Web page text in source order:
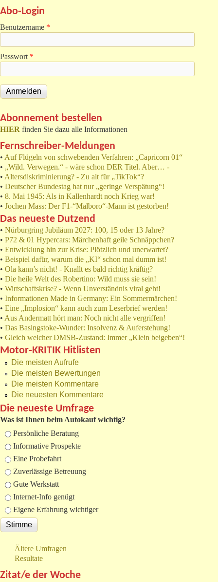
Abo-Login
Benutzername *
Passwort *
Abonnement bestellen
HIER finden Sie dazu alle Informationen
Fernschreiber-Meldungen
• Auf Flügeln von schwebenden Verfahren: „Capricorn 01“
• „Wild. Verwegen.“ - wäre schon DER Titel. Aber… -
• Altersdiskriminierung? - Zu alt für „TikTok“?
• Deutscher Bundestag hat nur „geringe Verspätung“!
• 8. Mai 1945: Als in Kallenhardt noch Krieg war!
• Jochen Mass: Der F1-“Malboro“-Mann ist gestorben!
Das neueste Dutzend
• Nürburgring Jubiläum 2027: 100, 15 oder 13 Jahre?
• P72 & 01 Hypercars: Märchenhaft geile Schnäppchen?
• Entwicklung hin zur Krise: Plötzlich und unerwartet?
• Beispiel dafür, warum die „KI“ schon mal dumm ist!
• Ola kann’s nicht! - Knallt es bald richtig kräftig?
• Die heile Welt des Robertino: Wild muss sie sein!
• Wirtschaftskrise? - Wenn Unverständnis viral geht!
• Informationen Made in Germany: Ein Sommermärchen!
• Eine „Implosion“ kann auch zum Leserbrief werden!
• Aus Andermatt hört man: Noch nicht alle vergriffen!
• Das Basingstoke-Wunder: Insolvenz & Auferstehung!
• Gleich welcher DMSB-Zustand: Immer „Klein beigeben“!
Motor-KRITIK Hitlisten
Die meisten Aufrufe
Die meisten Bewertungen
Die meisten Kommentare
Die neuesten Kommentare
Die neueste Umfrage
Was ist Ihnen beim Autokauf wichtig?
Auswahlmöglichkeiten
Persönliche Beratung
Informative Prospekte
Eine Probefahrt
Zuverlässige Betreuung
Gute Werkstatt
Internet-Info genügt
Eigene Erfahrung wichtiger
Ältere Umfragen
Resultate
Zitat/e der Woche